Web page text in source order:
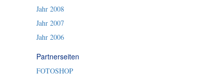
Jahr 2008
Jahr 2007
Jahr 2006
Partnerseiten
FOTOSHOP